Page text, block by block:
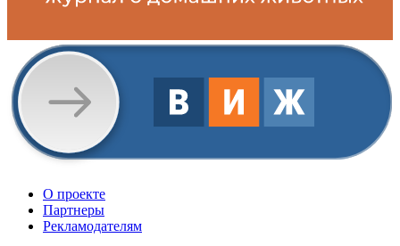
О проекте
Партнеры
Рекламодателям